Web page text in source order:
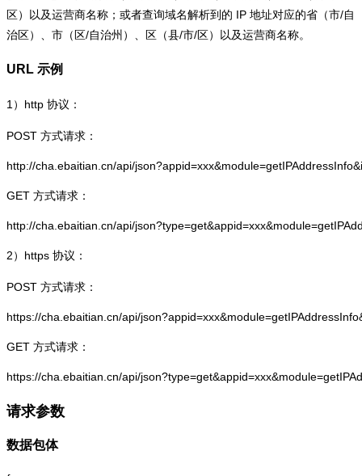
区）以及运营商名称；或者查询域名解析到的 IP 地址对应的省（市/自
治区）、市（区/自治州）、区（县/市/区）以及运营商名称。
URL 示例
1） http 协议：
POST 方式请求：
http://cha.ebaitian.cn/api/
GET 方式请求：
http://cha.ebaitian.cn/api/
2） https 协议：
POST 方式请求：
https://cha.ebaitian.cn/api/
GET 方式请求：
https://cha.ebaitian.cn/api/
请求参数
数据包体